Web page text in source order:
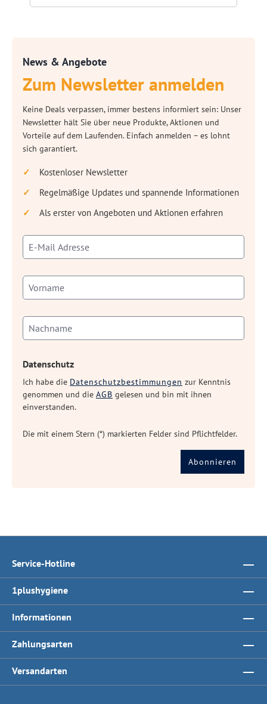
News & Angebote
Zum Newsletter anmelden
Keine Deals verpassen, immer bestens informiert sein: Unser
Newsletter hält Sie über neue Produkte, Aktionen und
Vorteile auf dem Laufenden. Einfach anmelden – es lohnt
sich garantiert.
Kostenloser Newsletter
Regelmäßige Updates und spannende Informationen
Als erster von Angeboten und Aktionen erfahren
Datenschutz
Ich habe die Datenschutzbestimmungen zur Kenntnis
genommen und die AGB gelesen und bin mit ihnen
einverstanden.
Die mit einem Stern (*) markierten Felder sind Pflichtfelder.
Abonnieren
Service-Hotline
1plushygiene
Informationen
Zahlungsarten
Versandarten